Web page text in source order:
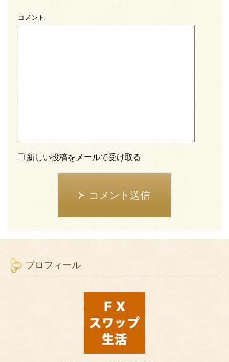
コメント
新しい投稿をメールで受け取る
コメント送信
プロフィール